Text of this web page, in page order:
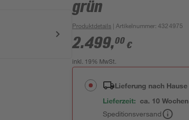
grün
Produktdetails | Artikelnummer:4324975
2.499,00 €
inkl. 19% MwSt.
Lieferung nach Hause
Lieferzeit: ca. 10 Wochen
Speditionsversand